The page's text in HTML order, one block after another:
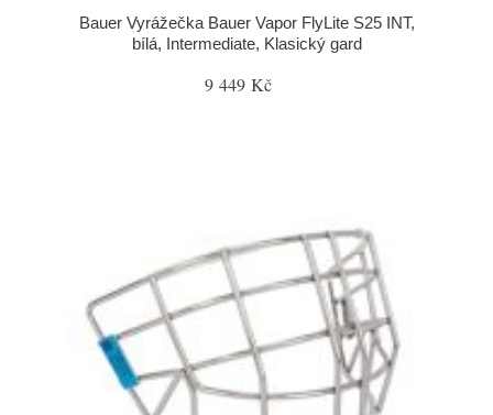
Bauer Vyrážečka Bauer Vapor FlyLite S25 INT,
bílá, Intermediate, Klasický gard
9 449 Kč